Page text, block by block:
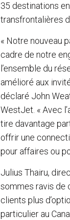
35 destinations
transfrontalières
« Notre nouveau
cadre de notre
l’ensemble du
amélioré aux
déclaré John
WestJet. « Avec
tire davantage
offrir une
pour affaires ou
Julius Thairu,
sommes ravis de
clients plus
particulier au